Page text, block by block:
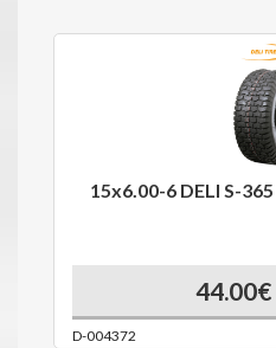
15x6.00-6 DELI S-
44.00€
D-004372